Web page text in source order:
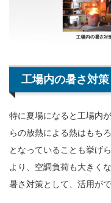
工場内の暑さ対策
特に夏場になると工場内
らの放熱による熱はもち
となっていることも挙げ
より、空調負荷も大きく
暑さ対策として、活用が